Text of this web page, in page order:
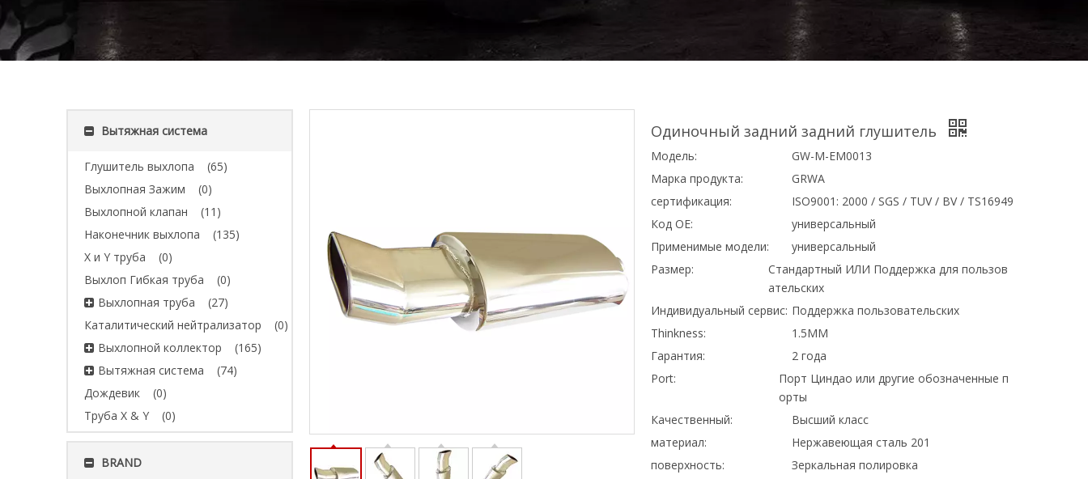
Вытяжная система
Глушитель выхлопа
(65)
Выхлопная Зажим
(0)
Выхлопной клапан
(11)
Наконечник выхлопа
(135)
X и Y труба
(0)
Выхлоп Гибкая труба
(0)
Выхлопная труба
(27)
Каталитический нейтрализатор
(0)
Выхлопной коллектор
(165)
Вытяжная система
(74)
Дождевик
(0)
Труба X & Y
(0)
BRAND
Одиночный задний задний глушитель
Модель:
GW-М-EM0013
Марка продукта:
GRWA
сертификация:
ISO9001: 2000 / SGS / TUV / BV / TS16949
Код OE:
универсальный
Применимые модели:
универсальный
Размер:
Стандартный ИЛИ Поддержка для пользов
ательских
Индивидуальный сервис: Поддержка пользовательских
Thinkness:
1.5MM
Гарантия:
2 года
Port:
Порт Циндао или другие обозначенные п
орты
Качественный:
Высший класс
материал:
Нержавеющая сталь 201
поверхность:
Зеркальная полировка